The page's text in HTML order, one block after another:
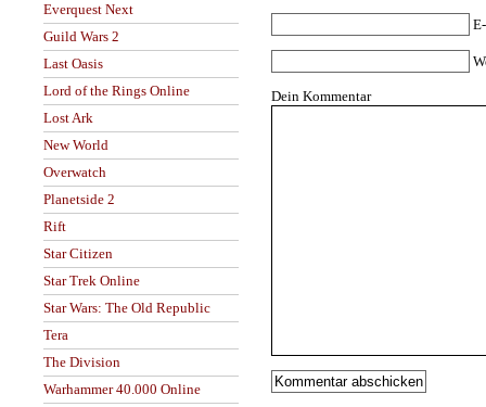
Everquest Next
Guild Wars 2
Last Oasis
Lord of the Rings Online
Lost Ark
New World
Overwatch
Planetside 2
Rift
Star Citizen
Star Trek Online
Star Wars: The Old Republic
Tera
The Division
Warhammer 40.000 Online
Dein Kommentar